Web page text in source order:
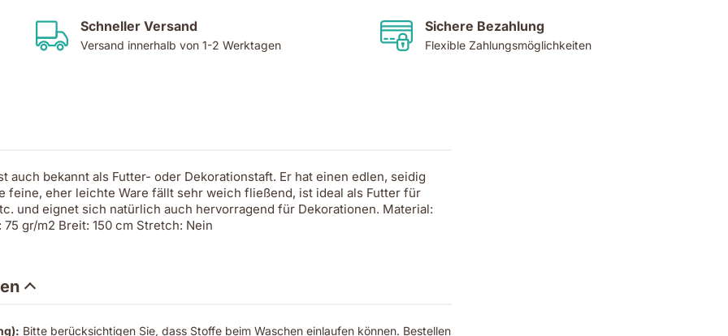
Schneller Versand
Versand innerhalb von 1-2 Werktagen
Sichere Bezahlung
Flexible Zahlungsmöglichkeiten
auch bekannt als Futter- oder Dekorationstaft. Er hat einen edlen, seidig
feine, eher leichte Ware fällt sehr weich fließend, ist ideal als Futter für
und eignet sich natürlich auch hervorragend für Dekorationen. Material:
gr/m2 Breit: 150 cm Stretch: Nein
Bitte berücksichtigen Sie, dass Stoffe beim Waschen einlaufen können. Bestellen